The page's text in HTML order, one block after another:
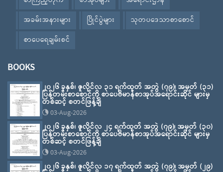
အခမ်းအနားများ
ပြိုင်ပွဲများ
သုတပဒေသာစာစောင်
စာပေရေချမ်းစင်
BOOKS
၂၀၂၆ ခုနှစ်၊ ဇူလိုင်လ ၃၁ ရက်ထုတ် အတွဲ (၇၉)၊ အမှတ် (၃၁)
ပြန်တမ်းစာစောင်ကို စာပေဗိမာန်စာအုပ်အရောင်းဆိုင် များမှ
တစ်ဆင့် စတင်ဖြန့်ချိ
03-Aug-2026
၂၀၂၆ ခုနှစ်၊ ဇူလိုင်လ ၂၄ ရက်ထုတ် အတွဲ (၇၉)၊ အမှတ် (၃၀)
ပြန်တမ်းစာစောင်ကို စာပေဗိမာန်စာအုပ်အရောင်းဆိုင် များမှ
တစ်ဆင့် စတင်ဖြန့်ချိ
03-Aug-2026
၂၀၂၆ ခုနှစ်၊ ဇူလိုင်လ ၁၇ ရက်ထုတ် အတွဲ (၇၉)၊ အမှတ် (၂၉)